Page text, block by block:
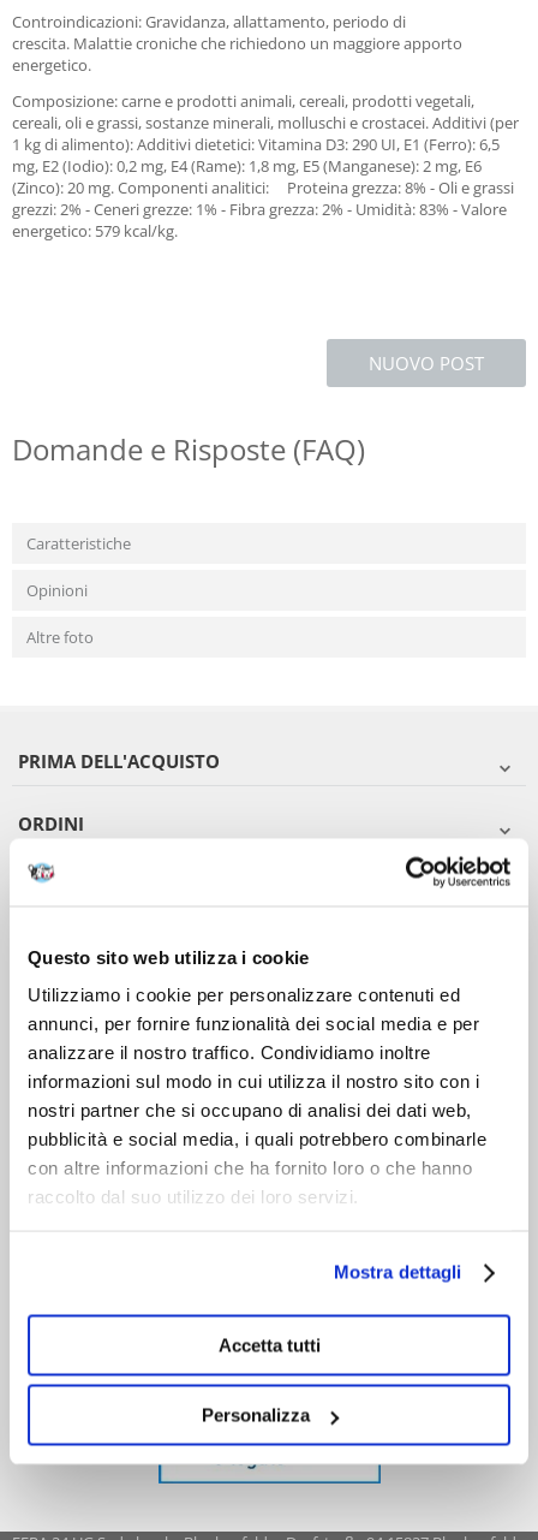
Questo sito web utilizza i cookie
Utilizziamo i cookie per personalizzare contenuti ed
annunci, per fornire funzionalità dei social media e per
analizzare il nostro traffico. Condividiamo inoltre
informazioni sul modo in cui utilizza il nostro sito con i
nostri partner che si occupano di analisi dei dati web,
pubblicità e social media, i quali potrebbero combinarle
con altre informazioni che ha fornito loro o che hanno
raccolto dal suo utilizzo dei loro servizi.
Mostra dettagli
Accetta tutti
Personalizza
Controindicazioni:Gravidanza, allattamento, periodo di
crescita. Malattie croniche che richiedono un maggiore apporto
energetico.
Composizione:carne e prodotti animali, cereali, prodotti vegetali,
cereali, oli e grassi, sostanze minerali, molluschi e crostacei.Additivi (per
1 kg di alimento):Additivi dietetici: Vitamina D3: 290 UI, E1 (Ferro): 6,5
mg, E2 (Iodio): 0,2 mg, E4 (Rame): 1,8 mg, E5 (Manganese): 2 mg, E6
(Zinco): 20 mg.Componenti analitici:
Proteina grezza: 8% - Oli e grassi
grezzi: 2% - Ceneri grezze: 1% - Fibra grezza: 2% - Umidità: 83% - Valore
energetico: 579 kcal/kg.
NUOVO POST
Domande e Risposte (FAQ)
Caratteristiche
Opinioni
Altre foto
PRIMA DELL'ACQUISTO
ORDINI
DOPO L'ACQUISTO
VIENI A CONOSCERCI